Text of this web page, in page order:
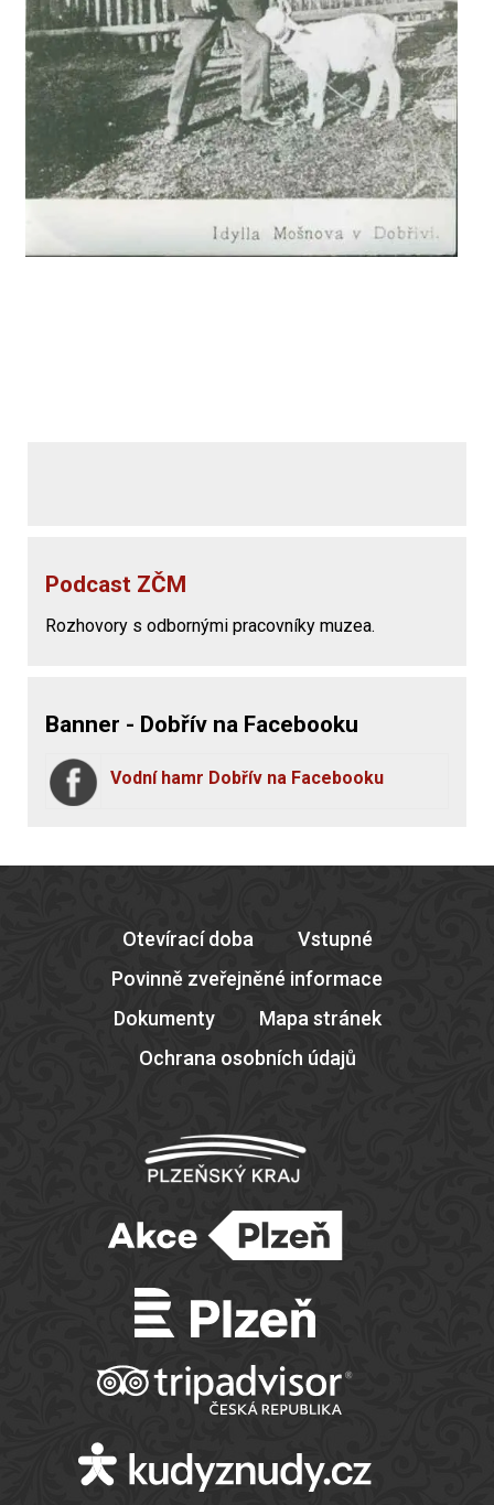
Podcast ZČM
Rozhovory s odbornými pracovníky muzea.
Banner - Dobřív na Facebooku
Vodní hamr Dobřív na Facebooku
Otevírací doba
Vstupné
Povinně zveřejněné informace
Dokumenty
Mapa stránek
Ochrana osobních údajů